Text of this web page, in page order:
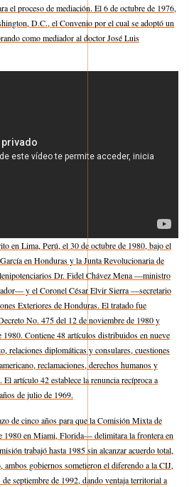
el proceso de mediación. El 6 de octubre de 1976,
D.C., el Convenio por el cual se adoptó un
como mediador al doctor José Luis
en Lima, Perú, el 30 de octubre de 1980, bajo el
en Honduras y la Junta Revolucionaria de
Dr. Fidel Chávez Mena —ministro
y el Coronel César Elvir Sierra —secretario
Exteriores de Honduras. El tratado fue
No. 475 del 12 de noviembre de 1980 y
Contiene 48 artículos distribuidos en nueve
relaciones diplomáticas y consulares, cuestiones
reclamaciones, derechos humanos y
artículo 42 establece la renuncia recíproca a
de julio de 1969.
de cinco años para que la Comisión Mixta de
1980 en Miami, Florida— delimitara la frontera en
trabajó hasta 1985 sin alcanzar acuerdo total,
gobiernos sometieron el diferendo a la CIJ,
septiembre de 1992, dando ventaja territorial a